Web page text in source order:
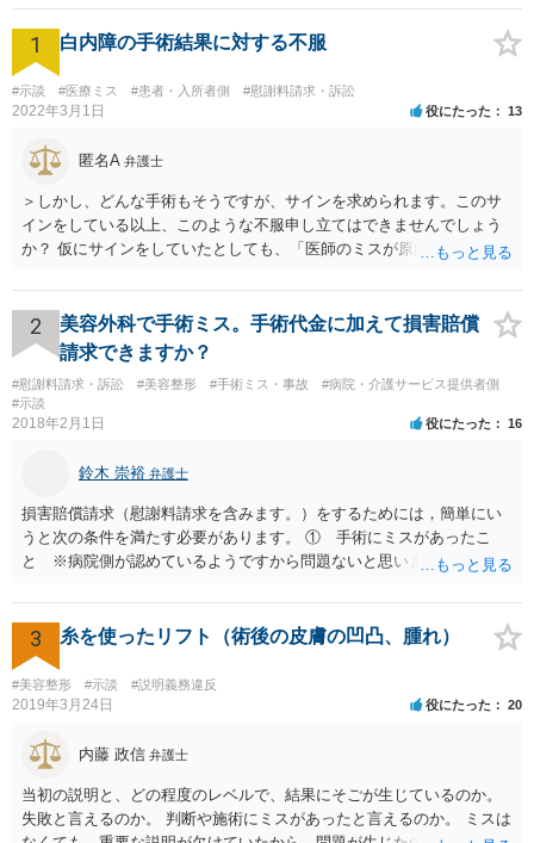
1 白内障の手術結果に対する不服
#示談 #医療ミス #患者・入所者側 #慰謝料請求・訴訟
2022年3月1日 役にたった 13
匿名A 弁護士
＞しかし、どんな手術もそうですが、サインを求められます。このサ
インをしている以上、このような不服申し立てはできませんでしょう
か？ 仮にサインをしていたとしても、「医師のミスが原因で老眼がひ
眼が悪化することがあるにもかかわらず、全く説明されなかったよう
な場合」には、請求することは可能です。
2
美容外科で手術ミス。手術代金に加えて損害賠償
請求できますか？
#慰謝料請求・訴訟 #美容整形 #手術ミス・事故
#病院・介護サービス提供者側
#示談
2018年2月1日 役にたった 16
鈴木 崇裕 弁護士
損害賠償請求（慰謝料請求を含みます。）をするためには，簡単にい
うと次の条件を満たす必要があります。 ① 手術にミスがあったこ
と ※病院側が認めているようですから問題ないと思います。 ② 手
術のミスの「せいで」マスクが外せなくなったこと ④ 仕事を休まな
ければならなくなった「せいで」休業損害が発生したこと ⑤ マスク
を外せなくなった「せいで」経済的に評価できる精神的な損害が発生
したこと 「せいで」と強調した点が，内藤先生のご指摘なさる「相当
因果関係」です。 手術のミスと関係のないことまでは責任追及ができ
しく悪くなってしまったとか， 手術のミスの結果，入院期間が延びて
しまったとかいう事情があれば， 追加請求が可能な余地があります。
ただし，手術代の返金に応じた際に「これ以上金銭の請求はしませ
ん」という趣旨の合意をしてしまっていると， 上記の請求は，基本的
3 糸を使ったリフト（術後の皮膚の凹凸、腫れ）
#美容整形 #示談 #説明義務違反
2019年3月24日 役にたった 20
内藤 政信 弁護士
当初の説明と、どの程度のレベルで、結果にそごが生じているのか。
失敗と言えるのか。 判断や施術にミスがあったと言えるのか。 ミスは